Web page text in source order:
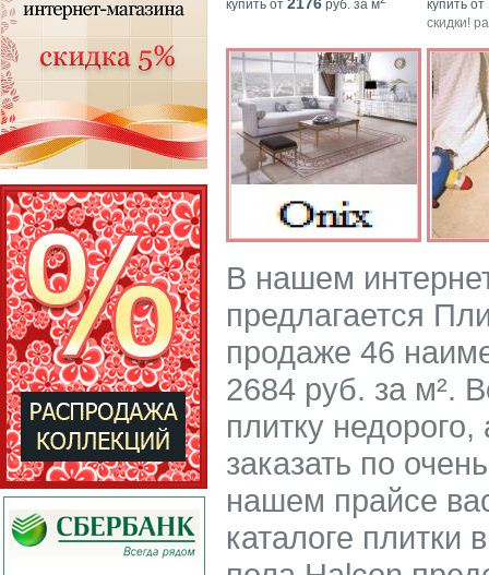
купить от руб. за м купить от
скидки!
В нашем
предлагается
продаже 46
2684 руб. за м².
плитку
заказать по
нашем прайсе
каталоге